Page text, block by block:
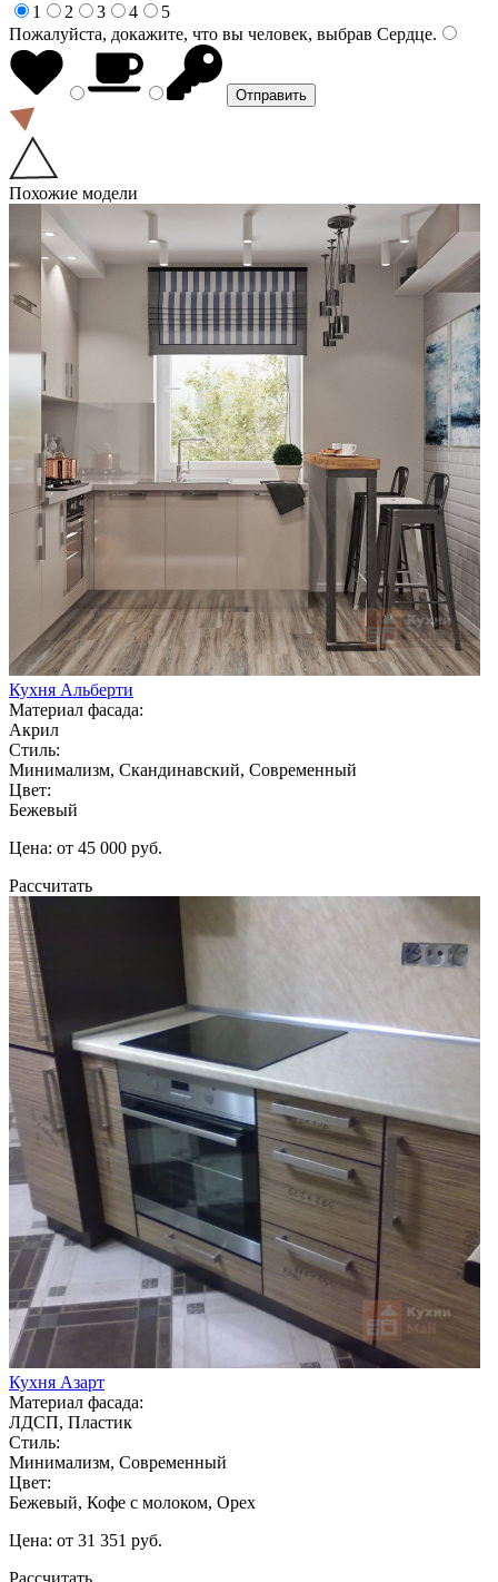
1
2 3 4
5
Пожалуйста, докажите, что вы человек, выбрав Сердце.
Похожие модели
Кухня Альберти
Материал фасада:
Акрил
Стиль:
Минимализм, Скандинавский, Современный
Цвет:
Бежевый
Цена: от 45 000 руб.
Рассчитать
Кухня Азарт
Материал фасада:
ЛДСП, Пластик
Стиль:
Минимализм, Современный
Цвет:
Бежевый, Кофе с молоком, Орех
Цена: от 31 351 руб.
Рассчитать